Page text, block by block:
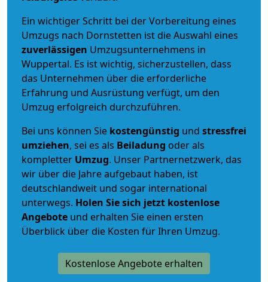
Ein wichtiger Schritt bei der Vorbereitung eines
Umzugs nach Dornstetten ist die Auswahl eines
zuverlässigen Umzugsunternehmens in
Wuppertal. Es ist wichtig, sicherzustellen, dass
das Unternehmen über die erforderliche
Erfahrung und Ausrüstung verfügt, um den
Umzug erfolgreich durchzuführen.
Bei uns können Sie kostengünstig und stressfrei
umziehen, sei es als Beiladung oder als
kompletter Umzug. Unser Partnernetzwerk, das
wir über die Jahre aufgebaut haben, ist
deutschlandweit und sogar international
unterwegs. Holen Sie sich jetzt kostenlose
Angebote und erhalten Sie einen ersten
Überblick über die Kosten für Ihren Umzug.
Kostenlose Angebote erhalten